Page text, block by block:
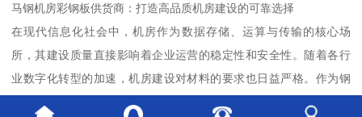
马钢机房彩钢板供货商：打造高品质机房建设的可靠选择
在现代信息化社会中，机房作为数据存储、运算与传输的核心场
所，其建设质量直接影响着企业运营的稳定性和安全性。随着各行
业数字化转型的加速，机房建设对材料的要求也日益严格。作为钢